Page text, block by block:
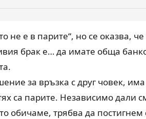
не е в парите“, но се оказва,
брак е… да имате обща
за връзка с друг човек,
са парите. Независимо
обичаме, трябва да